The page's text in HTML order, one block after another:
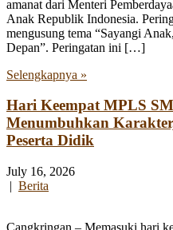
amanat dari Menteri
Anak Republik Indonesia.
mengusung tema “Sayangi
Depan”. Peringatan ini […]
Selengkapnya »
Hari Keempat MPLS
Menumbuhkan
Peserta Didik
July 16, 2026
| Berita